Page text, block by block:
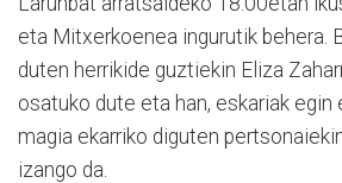
eta Mitxerkoenea ingurutik behera.
duten herrikide guztiekin Eliza
osatuko dute eta han, eskariak egin
magia ekarriko diguten
izango da.